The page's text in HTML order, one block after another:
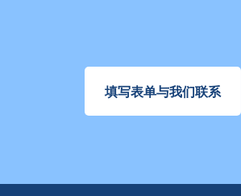
填写表单与我们联系